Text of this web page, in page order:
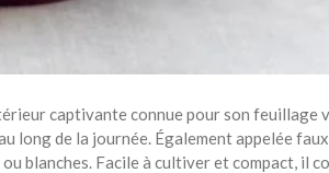
captivante connue pour son feuillage
long de la journée. Également appelée
blanches. Facile à cultiver et compact, il